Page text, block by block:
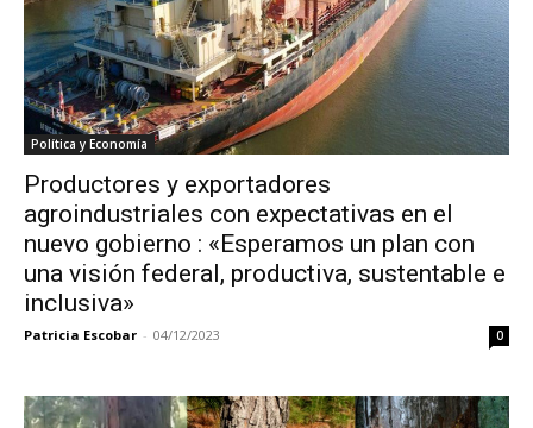
Política y Economía
Productores y exportadores
agroindustriales con expectativas en el
nuevo gobierno : «Esperamos un plan con
una visión federal, productiva, sustentable e
inclusiva»
Patricia Escobar - 04/12/2023 0